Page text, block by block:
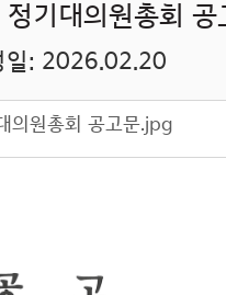
기대의원총회 공
: 2026.02.20
의원총회 공고문.jpg